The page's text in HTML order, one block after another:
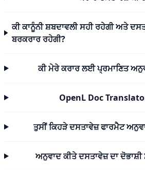
ਕੀ ਕਾਨੂੰਨੀ ਸ਼ਬਦਾਵਲੀ ਸਹੀ ਰਹੇਗੀ ਅਤੇ
ਬਰਕਰਾਰ ਰਹੇਗੀ?
ਕੀ ਮੇਰੇ ਕਰਾਰ ਲਈ ਪ੍ਰਮਾਣਿਤ
OpenL Doc
ਤੁਸੀਂ ਕਿਹੜੇ ਦਸਤਾਵੇਜ਼ ਫਾਰਮੈਟ
ਅਨੁਵਾਦ ਕੀਤੇ ਦਸਤਾਵੇਜ਼ ਦਾ